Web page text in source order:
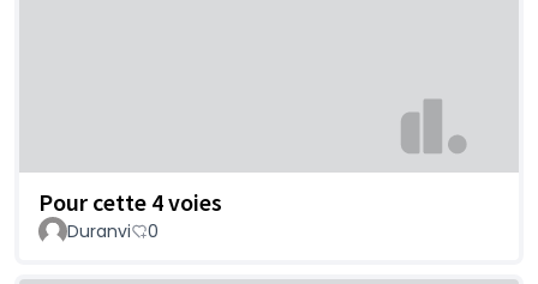
Pour cette 4 voies
Duranvi 0